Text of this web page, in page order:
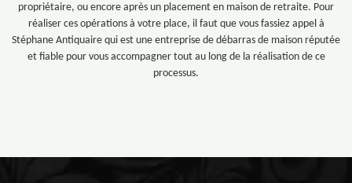
propriétaire, ou encore après un placement en maison de retraite. Pour
réaliser ces opérations à votre place, il faut que vous fassiez appel à
Stéphane Antiquaire qui est une entreprise de débarras de maison réputée
et fiable pour vous accompagner tout au long de la réalisation de ce
processus.